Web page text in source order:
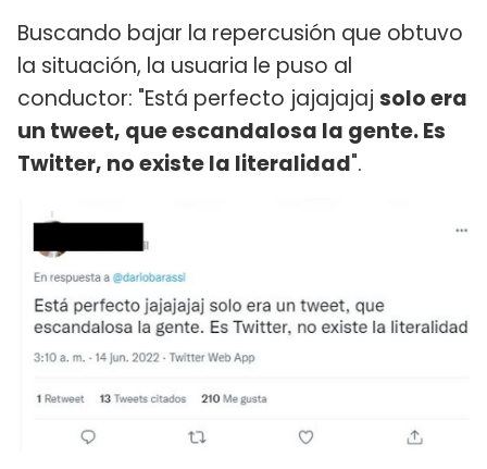
Buscando bajar la repercusión que obtuvo
la situación, la usuaria le puso al
conductor: "Está perfecto jajajajaj solo era
un tweet, que escandalosa la gente. Es
Twitter, no existe la literalidad".